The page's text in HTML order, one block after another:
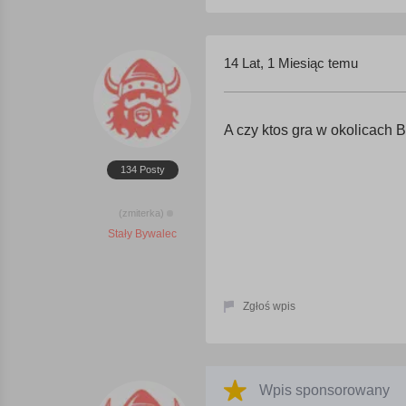
134 Posty
(zmiterka)
Stały Bywalec
14 Lat, 1 Miesiąc temu
A czy ktos gra w okolicach
Zgłoś wpis
Wpis sponsorowany